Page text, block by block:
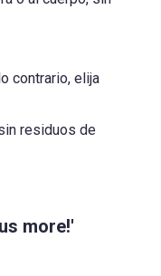
contrario, elija
residuos de
more!'